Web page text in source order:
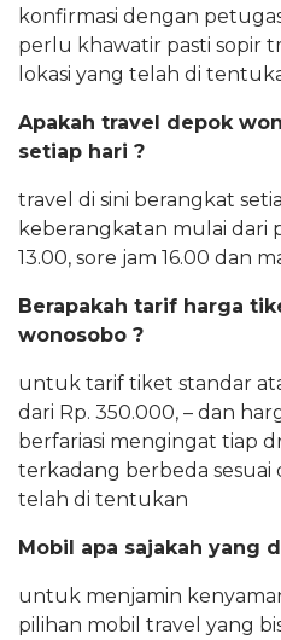
konfirmasi dengan
perlu khawatir pasti sopir
lokasi yang telah di
Apakah travel depok
setiap hari ?
travel di sini berangkat
keberangkatan mulai dari
13.00, sore jam 16.00 dan
Berapakah tarif harga
wonosobo ?
untuk tarif tiket standar
dari Rp. 350.000, – dan
berfariasi mengingat tiap
terkadang berbeda sesuai
telah di tentukan
Mobil apa sajakah yang
untuk menjamin
pilihan mobil travel yang